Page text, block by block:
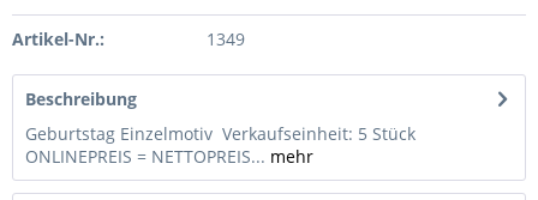
Artikel-Nr.: 1349
Beschreibung
Geburtstag Einzelmotiv Verkaufseinheit: 5 Stück
ONLINEPREIS = NETTOPREIS... mehr